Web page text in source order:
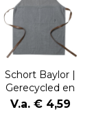
Schort Baylor |
Gerecycled en
katoen |
Verstelbare
V.a. € 4,59